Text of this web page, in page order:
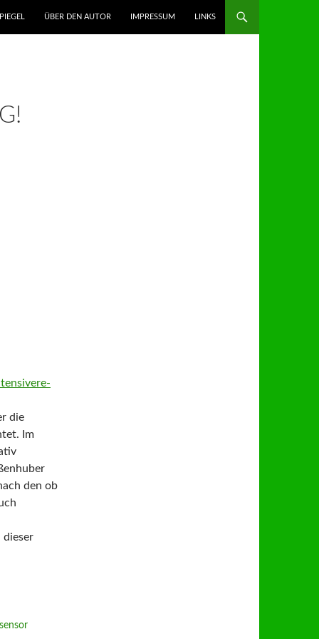
ÜBER DEN AUTOR IMPRESSUM LINKS
die
Im
den ob
dieser